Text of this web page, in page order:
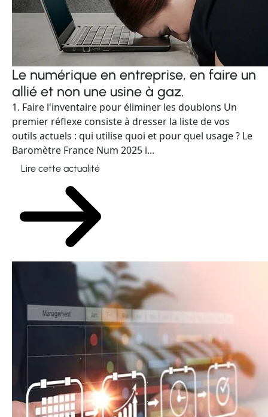
Le numérique en entreprise, en faire un
allié et non une usine à gaz.
1. Faire l'inventaire pour éliminer les doublons Un
premier réflexe consiste à dresser la liste de vos
outils actuels : qui utilise quoi et pour quel usage ? Le
Baromètre France Num 2025 i...
Lire cette actualité